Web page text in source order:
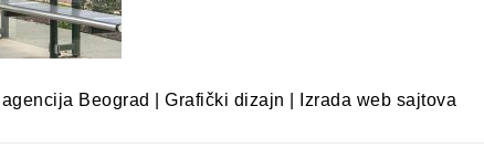
Beograd | Grafički dizajn | Izrada web sajtova